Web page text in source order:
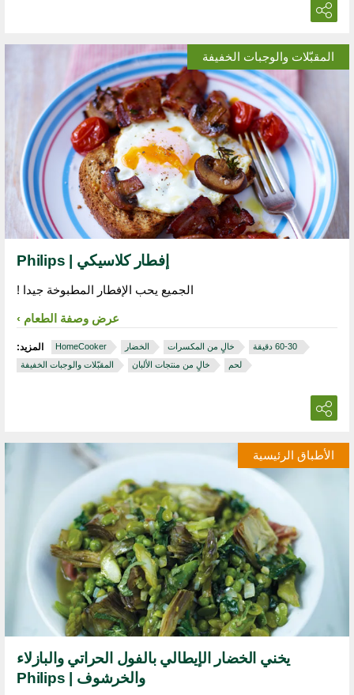
المقبّلات والوجبات الخفيفة
إفطار كلاسيكي | Philips
الجميع يحب الإفطار المطبوخة جيدا !
عرض وصفة الطعام
المزيد: HomeCooker الخضار خالٍ من المكسرات
‏ 30‏-60 دقيقة
المقبّلات والوجبات الخفيفة
خالٍ من منتجات الألبان لحم
الأطباق الرئيسية
يخني الخضار الإيطالي بالفول الحراتي والبازلاء
والخرشوف | Philips